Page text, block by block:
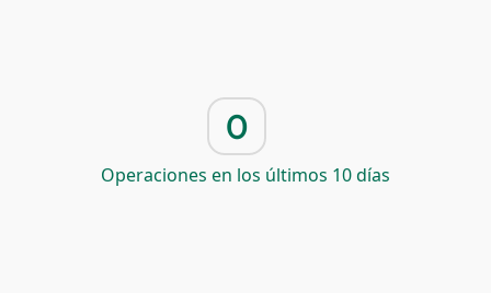
0
Operaciones en los últimos 10 días